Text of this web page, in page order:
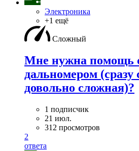
Электроника
+1 ещё
Сложный
Мне нужна помощь
дальномером (сразу
довольно сложная)?
1 подписчик
21 июл.
312 просмотров
2
ответа